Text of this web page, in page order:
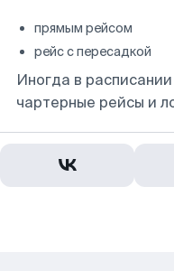
прямым рейсом
рейс с пересадкой
Иногда в
чартерные рейсы и